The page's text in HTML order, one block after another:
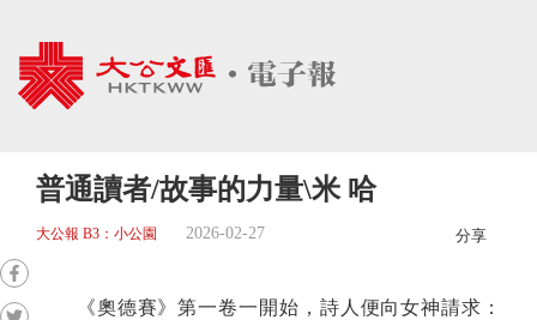
普通讀者/故事的力量\米 哈
大公報 B3：小公園 2026-02-27 分享
《奧德賽》第一卷一開始，詩人便向女神請求：